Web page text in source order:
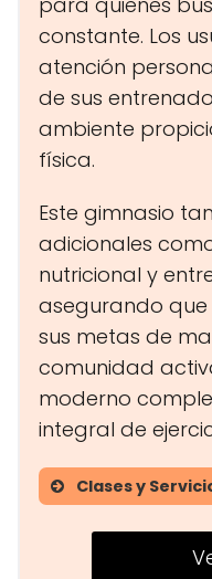
constante. Los
atención
de sus
ambiente
física.
Este gimnasio
adicionales
nutricional y
asegurando
sus metas de
comunidad
moderno
integral de
Clases y
Clases de